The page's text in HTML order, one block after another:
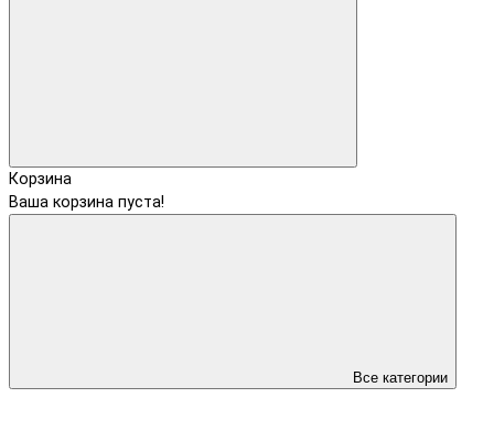
Корзина
Ваша корзина пуста!
Все категории